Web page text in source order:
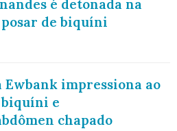
é detonada na
posar de biquíni
Ewbank impressiona ao
e
chapado